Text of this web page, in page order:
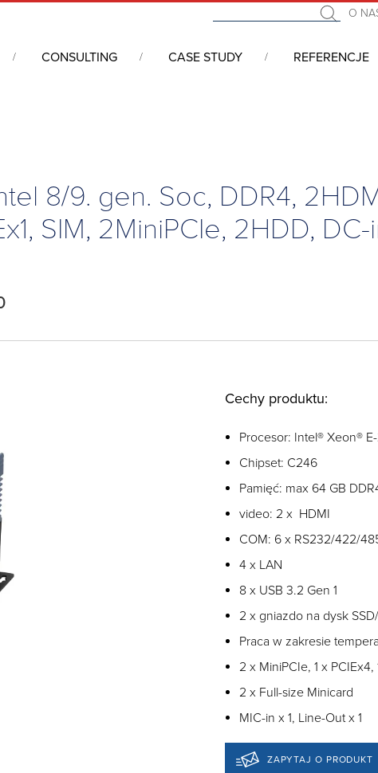
O
CONSULTING CASE STUDY REFERENCJE
8/9. gen. Soc, DDR4,
SIM, 2MiniPCIe, 2HDD,
Cechy produktu:
Procesor: Intel® Xeon®
Chipset: C246
Pamięć: max 64 GB
video: 2 x HDMI
COM: 6 x RS232/422/
4 x LAN
8 x USB 3.2 Gen 1
2 x gniazdo na dysk
Praca w zakresie
2 x MiniPCIe, 1 x PCIEx4,
2 x Full-size Minicard
MIC-in x 1, Line-Out x 1
ZAPYTAJ O PRODUKT